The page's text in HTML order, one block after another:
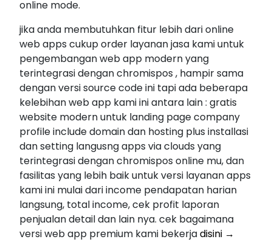
online mode.
jika anda membutuhkan fitur lebih dari online
web apps cukup order layanan jasa kami untuk
pengembangan web app modern yang
terintegrasi dengan chromispos , hampir sama
dengan versi source code ini tapi ada beberapa
kelebihan web app kami ini antara lain : gratis
website modern untuk landing page company
profile include domain dan hosting plus installasi
dan setting langusng apps via clouds yang
terintegrasi dengan chromispos online mu, dan
fasilitas yang lebih baik untuk versi layanan apps
kami ini mulai dari income pendapatan harian
langsung, total income, cek profit laporan
penjualan detail dan lain nya. cek bagaimana
versi web app premium kami bekerjadisini →